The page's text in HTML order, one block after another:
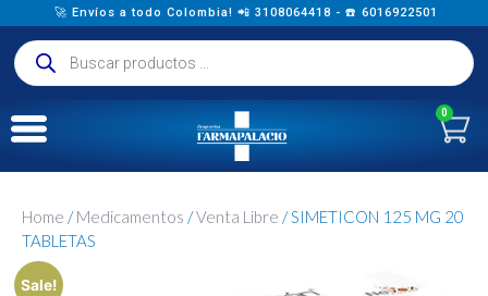
🚀 Envíos a todo Colombia! 📲 3108064418 - ☎️ 6016922501
0
Home /Medicamentos /Venta Libre / SIMETICON 125 MG 20
TABLETAS
Sale!